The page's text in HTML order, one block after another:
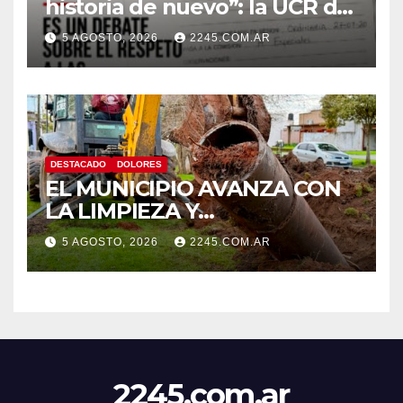
historia de nuevo”: la UCR de
Dolores rechazó el cambio de
nombre del Estadio Arturo
Umberto Illia
5 AGOSTO, 2026 2245.COM.AR
DESTACADO DOLORES
EL MUNICIPIO AVANZA CON
LA LIMPIEZA Y
MANTENIMIENTO DE
DESAGÜES
5 AGOSTO, 2026 2245.COM.AR
2245.com.ar